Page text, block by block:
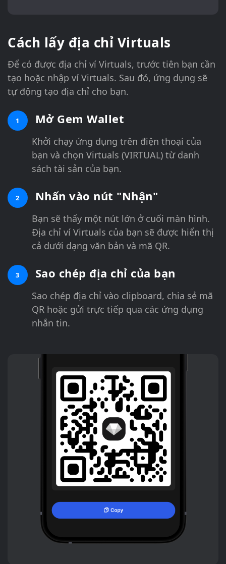
Cách lấy địa chỉ Virtuals
Để có được địa chỉ ví Virtuals, trước tiên bạn cần
tạo hoặc nhập ví Virtuals. Sau đó, ứng dụng sẽ
tự động tạo địa chỉ cho bạn.
1 Mở Gem Wallet
Khởi chạy ứng dụng trên điện thoại của
bạn và chọn Virtuals (VIRTUAL) từ danh
sách tài sản của bạn.
2 Nhấn vào nút "Nhận"
Bạn sẽ thấy một nút lớn ở cuối màn hình.
Địa chỉ ví Virtuals của bạn sẽ được hiển thị
cả dưới dạng văn bản và mã QR.
3 Sao chép địa chỉ của bạn
Sao chép địa chỉ vào clipboard, chia sẻ mã
QR hoặc gửi trực tiếp qua các ứng dụng
nhắn tin.